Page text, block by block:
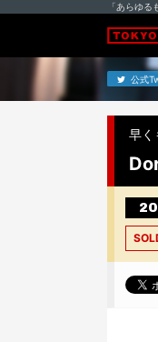
「あらゆ
公式
早く